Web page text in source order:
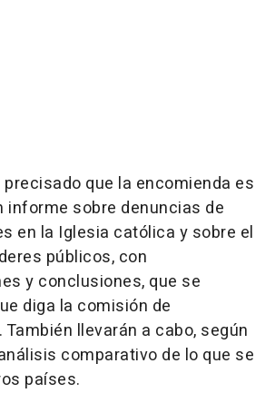
precisado que la encomienda es
informe sobre denuncias de
en la Iglesia católica y sobre el
públicos, con
y conclusiones, que se
diga la comisión de
llevarán a cabo, según
comparativo de lo que se
países.